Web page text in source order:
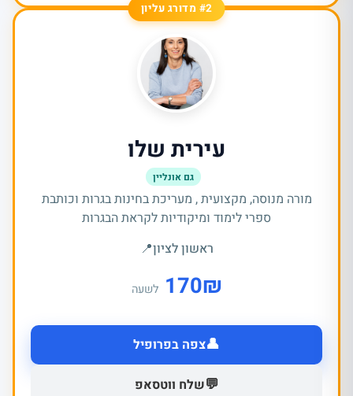
#2 מדורג עליון
עירית שלו
גם אונליין
מורה מנוסה, מקצועית , מעריכת בחינות בגרות וכותבת
ספרי לימוד ומיקודיות לקראת הבגרות
ראשון לציון📍
₪
170 לשעה
👤צפה בפרופיל
💬שלח ווטסאפ